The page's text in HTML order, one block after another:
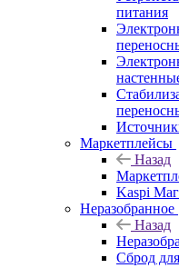
питания
Маркетплейсы
Назад
Kaspi
Неразобранное
Назад
Сброд